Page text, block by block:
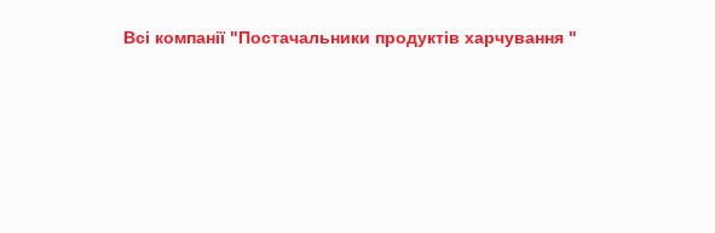
Всі компанії "Постачальники продуктів харчування "